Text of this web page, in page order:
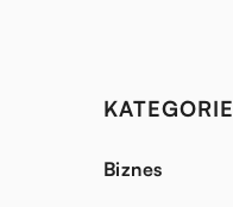
KATEGORIE
Biznes